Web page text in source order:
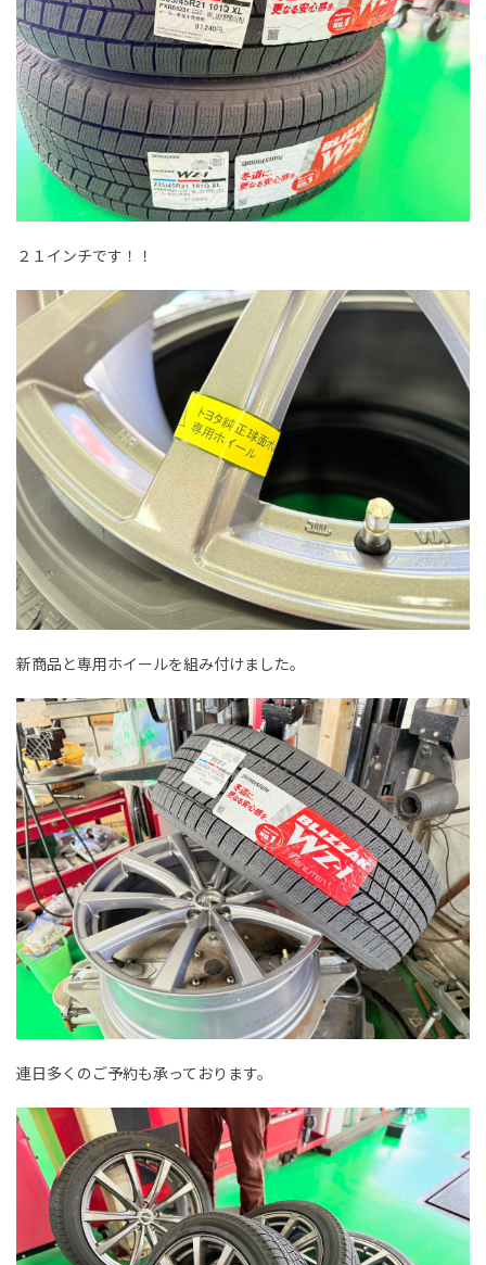
２１インチです！！
新商品と専用ホイールを組み付けました。
連日多くのご予約も承っております。